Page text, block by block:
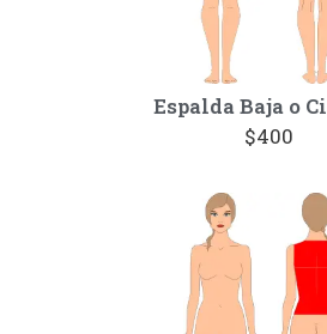
Espalda Baja o
$400